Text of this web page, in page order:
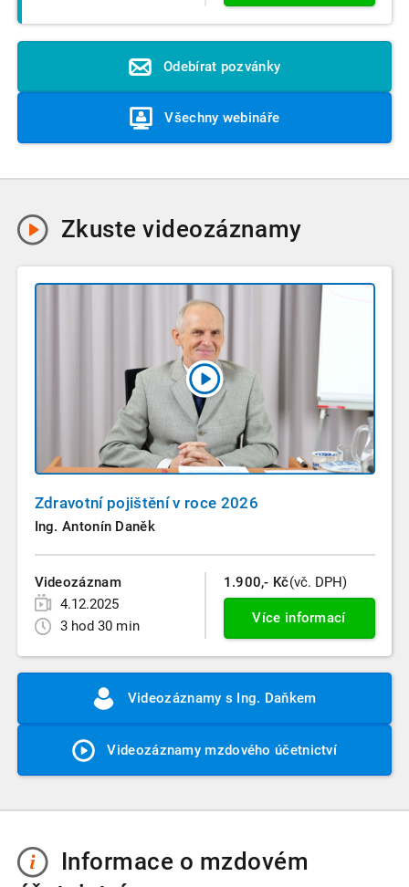
Odebírat pozvánky
Všechny webináře
Zkustevideozáznamy
Zdravotní pojištění v roce 2026
Ing. Antonín Daněk
Videozáznam
4.12.2025
3 hod 30 min
1.900,- Kč(vč. DPH)
Více informací
Videozáznamy s Ing. Daňkem
Videozáznamy mzdového účetnictví
Informace o mzdovém